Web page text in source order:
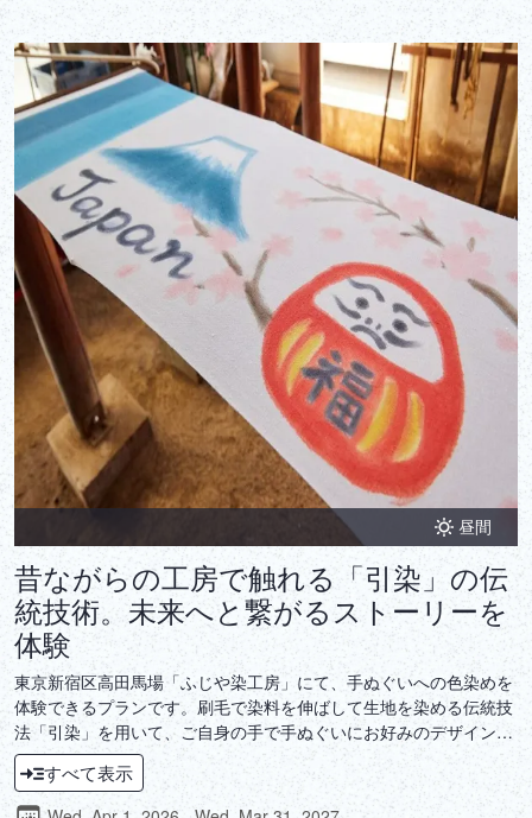
昼間
昔ながらの工房で触れる「引染」の伝
統技術。未来へと繋がるストーリーを
体験
東京新宿区高田馬場「ふじや染工房」にて、手ぬぐいへの色染めを
体験できるプランです。刷毛で染料を伸ばして生地を染める伝統技
法「引染」を用いて、ご自身の手で手ぬぐいにお好みのデザインを
描いていただきます。染色を美しく自在に操るには、道具だけでな
く環境も大切。江戸の息づかいが聞こえてくるような土間の工房で
染料を引く体験は、まるで当時にタイムスリップしたかのようなノ
すべて表示